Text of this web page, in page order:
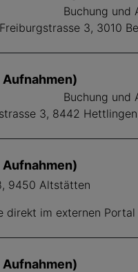
Buchung und
3, 3010
Buchung und
3, 8442 Hettlingen
9450 Altstätten
direkt im externen Portal